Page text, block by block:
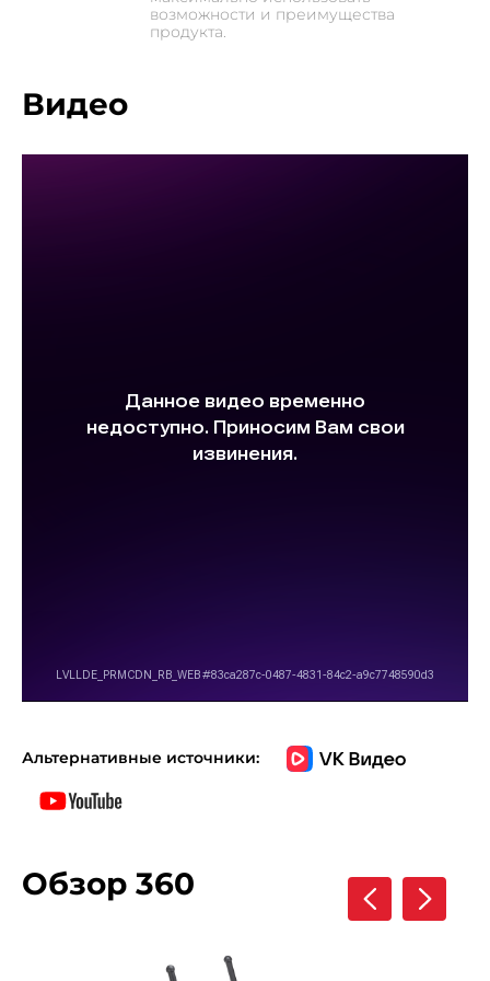
скорость, дистанцию, калории, обороты в минуту,
ватты, пульс, нагрузку и статус Bluetooth. Встроенные
предустановленных программ и пульсозависимые
оптимизировать вашу тренировку.
возможности и преимущества
продукта.
Видео
Альтернативные источники:
Обзор 360